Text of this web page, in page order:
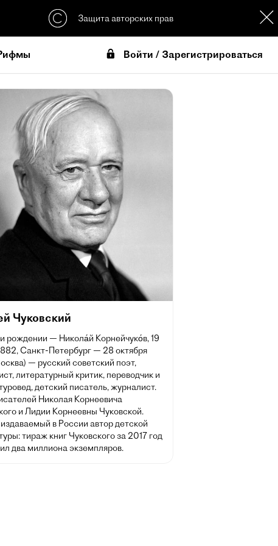
Защита авторских прав
Войти / Зарегистрироваться
Чуковский
рождении — Никола́й Корнейчуко́в, 19
Санкт-Петербург — 28 октября
— русский советский поэт,
литературный критик, переводчик и
детский писатель, журналист.
Николая Корнеевича
и Лидии Корнеевны Чуковской.
в России автор детской
тираж книг Чуковского за 2017 год
два миллиона экземпляров.